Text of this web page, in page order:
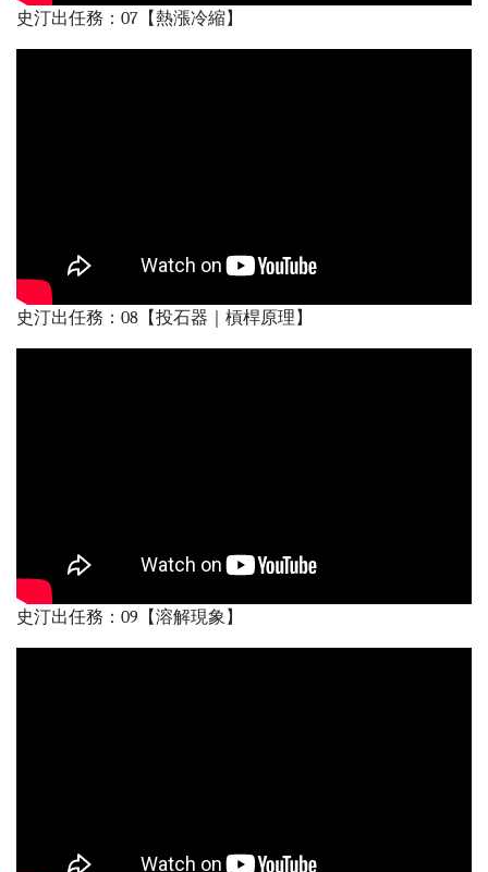
史汀出任務：07【熱漲冷縮】
史汀出任務：08【投石器｜槓桿原理】
史汀出任務：09【溶解現象】